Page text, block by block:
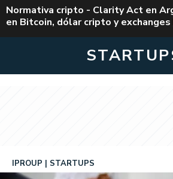
ALERTA
Normativa cripto - Clarity Act en
en Bitcoin, dólar cripto y exchanges
IPROUP STARTUPS